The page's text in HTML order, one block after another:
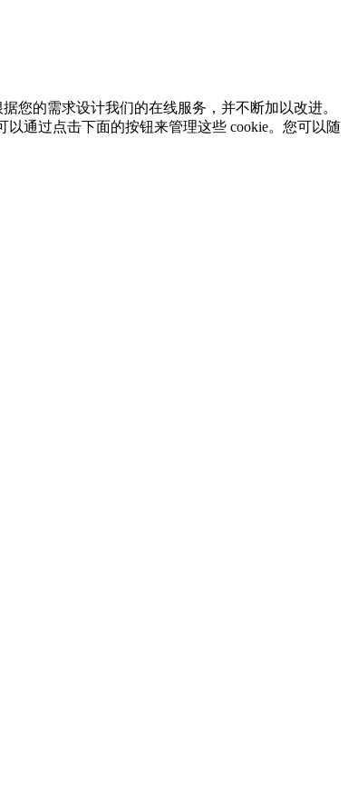
您的需求设计我们的在线服务，并不断加以改进。
通过点击下面的按钮来管理这些 cookie。您可以随